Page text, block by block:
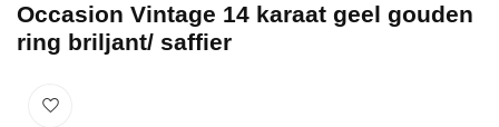
Occasion Vintage 14 karaat geel gouden
ring briljant/ saffier